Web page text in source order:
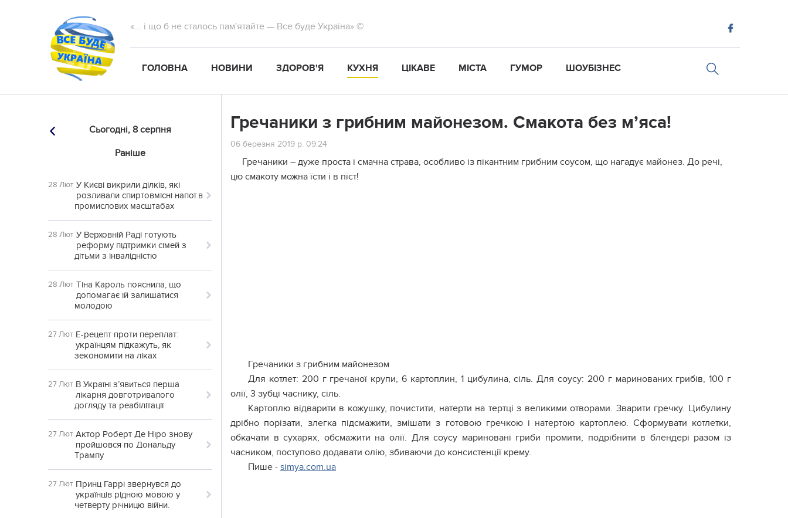
«... і що б не сталось пам'ятайте — Все буде Україна» ©
ГОЛОВНА НОВИНИ ЗДОРОВ'Я КУХНЯ ЦІКАВЕ МІСТА ГУМОР ШОУБІЗНЕС
Сьогодні, 8 серпня
Раніше
28 Лют У Києві викрили ділків, які
розливали спиртовмісні напої в
промислових масштабах
28 Лют У Верховній Раді готують
реформу підтримки сімей з
дітьми з інвалідністю
28 Лют Тіна Кароль пояснила, що
допомагає їй залишатися
молодою
27 Лют Е-рецепт проти переплат:
українцям підкажуть, як
зекономити на ліках
27 Лют В Україні з’явиться перша
лікарня довготривалого
догляду та реабілітації
27 Лют Актор Роберт Де Ніро знову
пройшовся по Дональду
Трампу
27 Лют Принц Гаррі звернувся до
українців рідною мовою у
четверту річницю війни.
Гречаники з грибним майонезом. Смакота без м’яса!
06 березня 2019 р. 09:24
Гречаники – дуже проста і смачна страва, особливо із пікантним грибним соусом, що нагадує майонез. До речі,
цю смакоту можна їсти і в піст!
Гречаники з грибним майонезом
Для котлет: 200 г гречаної крупи, 6 картоплин, 1 цибулина, сіль. Для соусу: 200 г маринованих грибів, 100 г
олії, 3 зубці часнику, сіль.
Картоплю відварити в кожушку, почистити, натерти на тертці з великими отворами. Зварити гречку. Цибулину
дрібно порізати, злегка підсмажити, змішати з готовою гречкою і натертою картоплею. Сформувати котлетки,
обкачати в сухарях, обсмажити на олії. Для соусу мариновані гриби промити, подрібнити в блендері разом із
часником, поступово додавати олію, збиваючи до консистенції крему.
Пише - simya.com.ua